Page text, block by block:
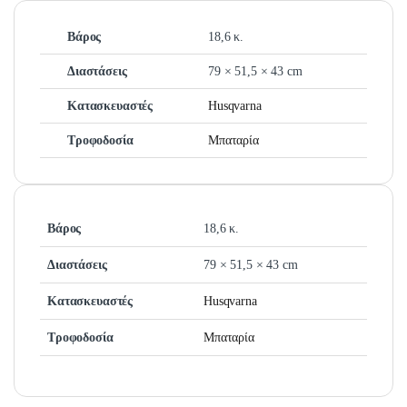
Βάρος 18,6 κ.
Διαστάσεις 79 × 51,5 × 43 cm
Κατασκευαστές Husqvarna
Τροφοδοσία Μπαταρία
Βάρος 18,6 κ.
Διαστάσεις 79 × 51,5 × 43 cm
Κατασκευαστές Husqvarna
Τροφοδοσία Μπαταρία